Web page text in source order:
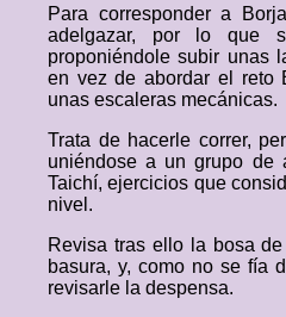
Para corresponder a
adelgazar, por lo que
proponiéndole subir unas
en vez de abordar el reto
unas escaleras mecánicas.
Trata de hacerle correr,
uniéndose a un grupo de
Taichí, ejercicios que
nivel.
Revisa tras ello la bosa
basura, y, como no se fía
revisarle la despensa.